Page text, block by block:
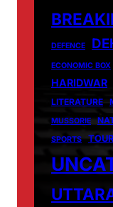
DEFENCE
ECONOMIC BOX
HARIDWAR
LITERATURE
MUSSORIE
SPORTS